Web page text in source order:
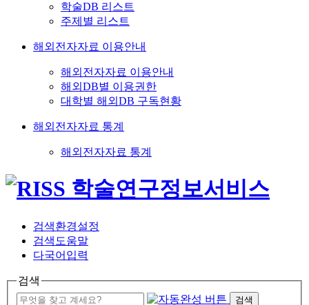
학술DB 리스트
주제별 리스트
해외전자자료 이용안내
해외전자자료 이용안내
해외DB별 이용권한
대학별 해외DB 구독현황
해외전자자료 통계
해외전자자료 통계
검색환경설정
검색도움말
다국어입력
검색
검색